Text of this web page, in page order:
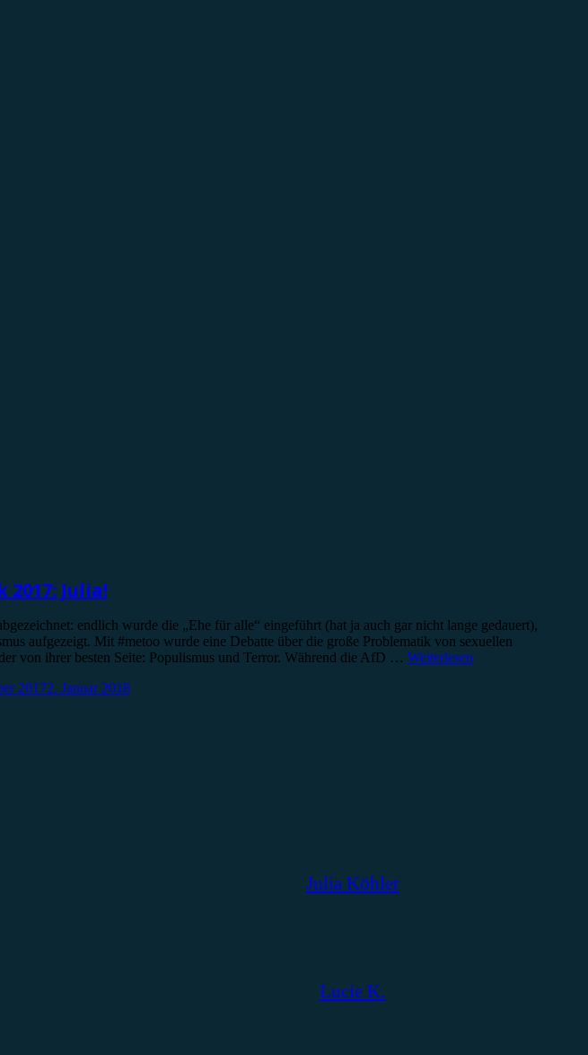
Julia!
endlich wurde die „Ehe für alle“ eingeführt (hat ja auch gar nicht lange gedauert),
aufgezeigt. Mit #metoo wurde eine Debatte über die große Problematik von sexuellen
von ihrer besten Seite: Populismus und Terror. Während die AfD … Weiterlesen
20172. Januar 2018
Julia Köhler
Lucie K.